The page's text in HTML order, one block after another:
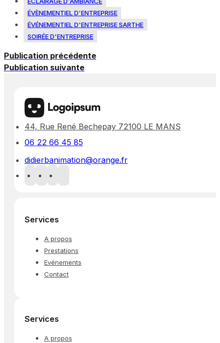
ÉVÈNEMENTIEL D'ENTREPRISE
ÉVÉNEMENTIEL D'ENTREPRISE SARTHE
SOIRÉE D'ENTREPRISE
Publication précédente
Publication suivante
44, Rue René Bechepay 72100 LE MANS
06 22 66 45 85
didierbanimation@orange.fr
Services
A propos
Prestations
Evénements
Contact
Services
A propos